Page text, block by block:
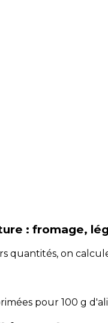
: fromage,
quantités, on
pour 100 g